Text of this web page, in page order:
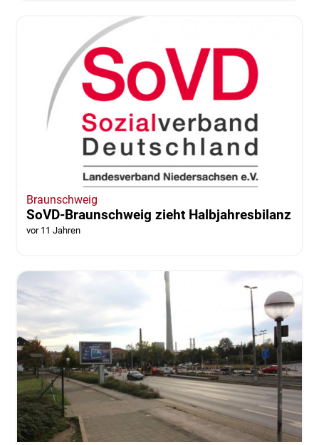
Braunschweig
SoVD-Braunschweig zieht Halbjahresbilanz
vor 11 Jahren